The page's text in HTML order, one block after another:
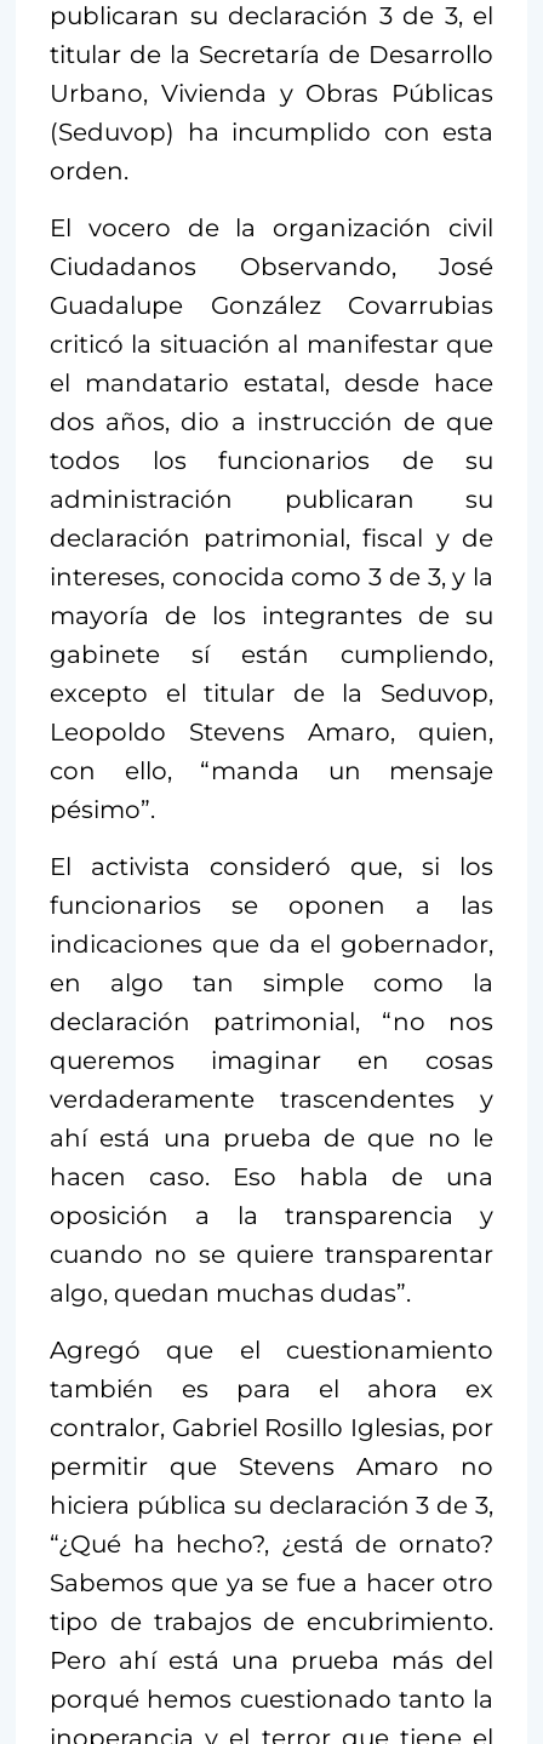
publicaran su declaración 3 de 3, el
titular de la Secretaría de Desarrollo
Urbano, Vivienda y Obras Públicas
(Seduvop) ha incumplido con esta
orden.
El vocero de la organización civil
Ciudadanos Observando, José
Guadalupe González Covarrubias
criticó la situación al manifestar que
el mandatario estatal, desde hace
dos años, dio a instrucción de que
todos los funcionarios de su
administración publicaran su
declaración patrimonial, fiscal y de
intereses, conocida como 3 de 3, y la
mayoría de los integrantes de su
gabinete sí están cumpliendo,
excepto el titular de la Seduvop,
Leopoldo Stevens Amaro, quien,
con ello, “manda un mensaje
pésimo”.
El activista consideró que, si los
funcionarios se oponen a las
indicaciones que da el gobernador,
en algo tan simple como la
declaración patrimonial, “no nos
queremos imaginar en cosas
verdaderamente trascendentes y
ahí está una prueba de que no le
hacen caso. Eso habla de una
oposición a la transparencia y
cuando no se quiere transparentar
algo, quedan muchas dudas”.
Agregó que el cuestionamiento
también es para el ahora ex
contralor, Gabriel Rosillo Iglesias, por
permitir que Stevens Amaro no
hiciera pública su declaración 3 de 3,
“¿Qué ha hecho?, ¿está de ornato?
Sabemos que ya se fue a hacer otro
tipo de trabajos de encubrimiento.
Pero ahí está una prueba más del
porqué hemos cuestionado tanto la